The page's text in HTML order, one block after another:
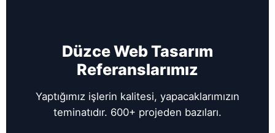
Düzce Web Tasarım
Referanslarımız
Yaptığımız işlerin kalitesi, yapacaklarımızın
teminatıdır. 600+ projeden bazıları.